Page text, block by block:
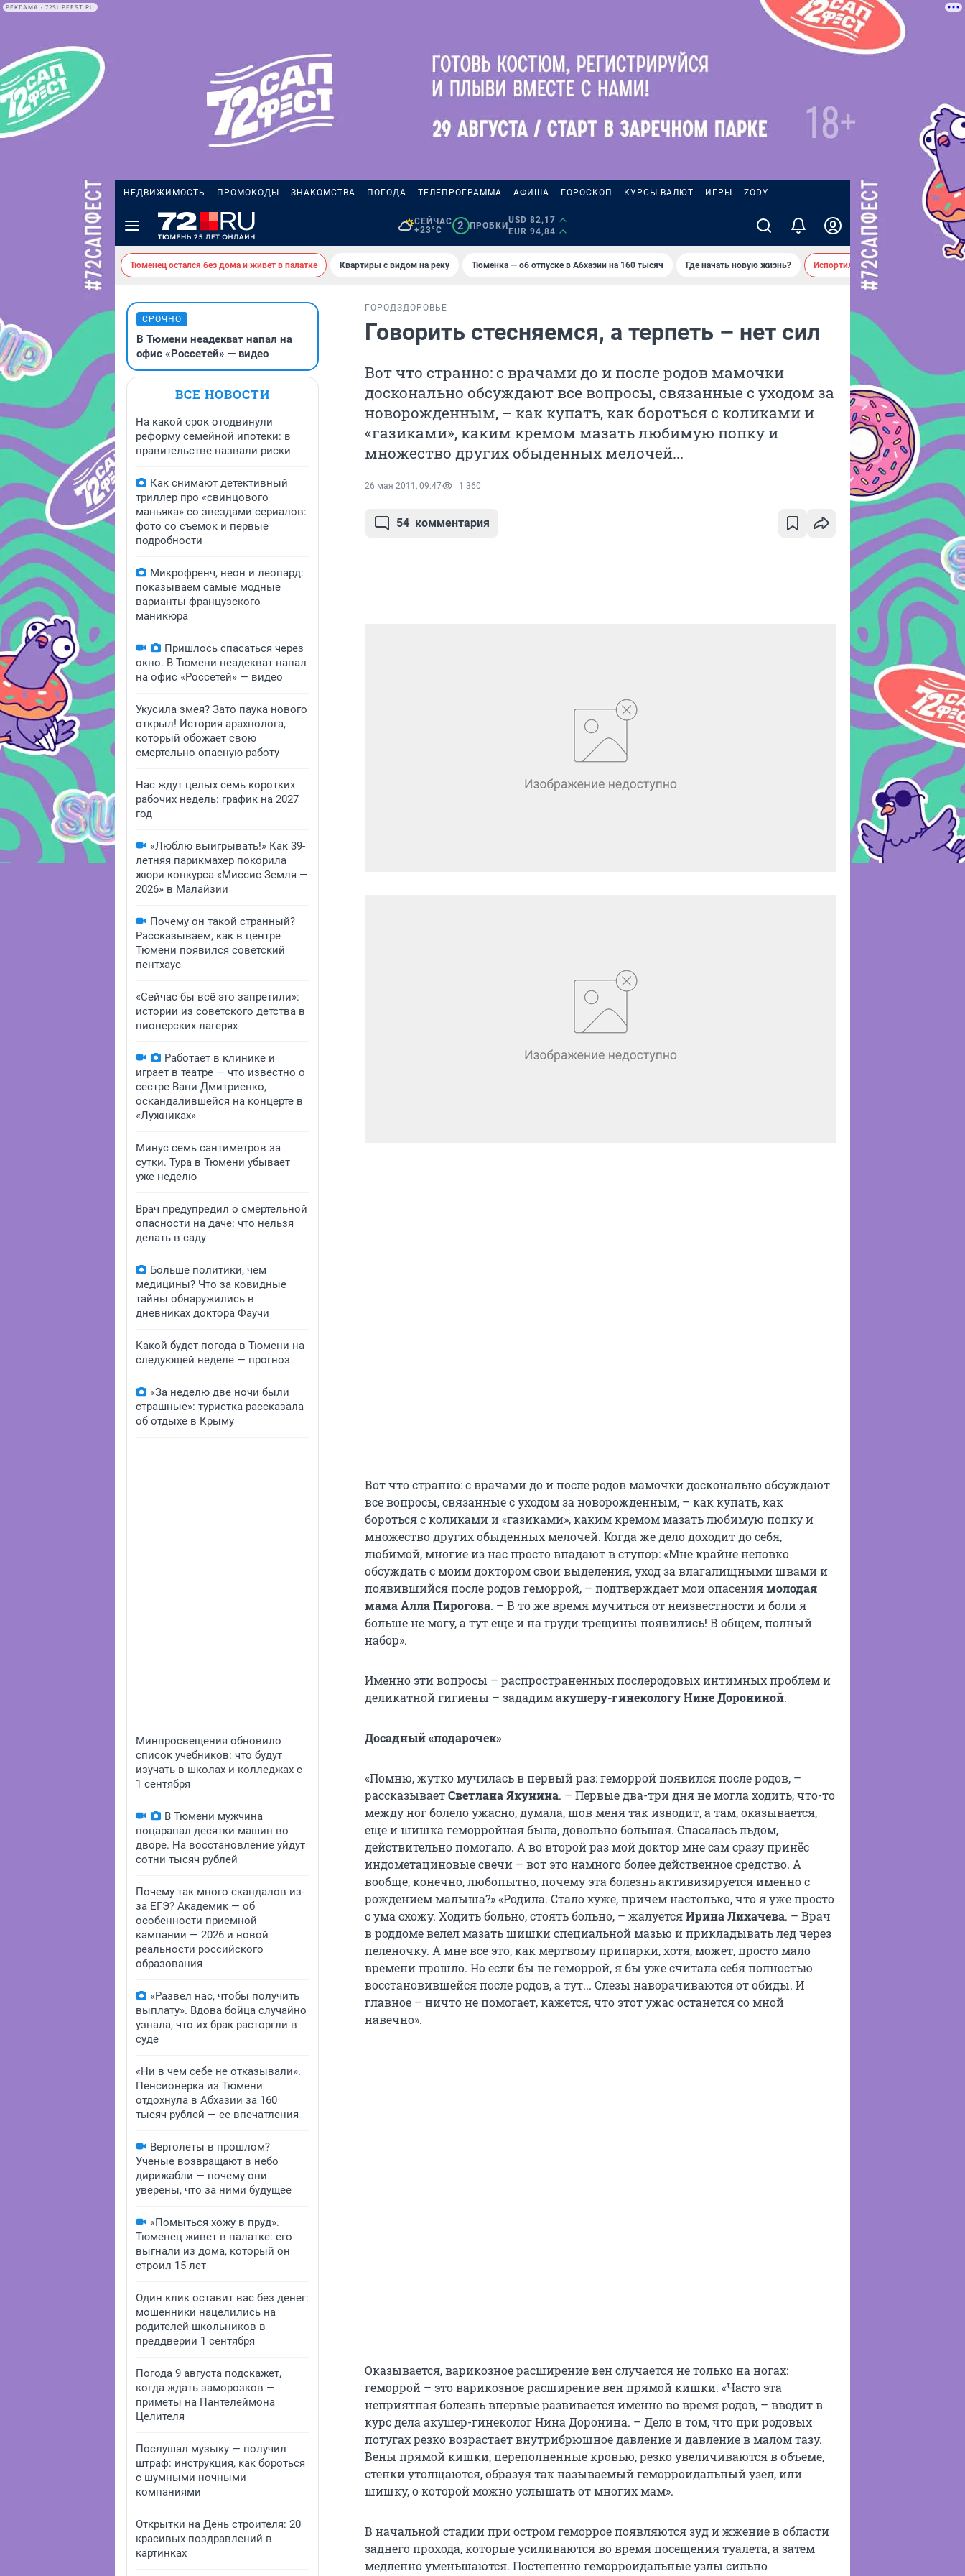
РЕКЛАМА • 72SUPFEST.RU
НЕДВИЖИМОСТЬ ПРОМОКОДЫ ЗНАКОМСТВА ПОГОДА ТЕЛЕПРОГРАММА АФИША ГОРОСКОП КУРСЫ ВАЛЮТ ИГРЫ ZODY
СЕЙЧАС
+23°C
2 ПРОБКИ
USD 82,17
EUR 94,84
Тюменец остался без дома и живет в палатке Квартиры с видом на реку Тюменка — об отпуске в Абхазии на 160 тысяч Где начать новую жизнь? Испортил десятки машин во дворе
СРОЧНО
В Тюмени неадекват напал на
офис «Россетей» — видео
ВСЕ НОВОСТИ
На какой срок отодвинули
реформу семейной ипотеки: в
правительстве назвали риски
Как снимают детективный
триллер про «свинцового
маньяка» со звездами сериалов:
фото со съемок и первые
подробности
Микрофренч, неон и леопард:
показываем самые модные
варианты французского
маникюра
Пришлось спасаться через
окно. В Тюмени неадекват напал
на офис «Россетей» — видео
Укусила змея? Зато паука нового
открыл! История арахнолога,
который обожает свою
смертельно опасную работу
Нас ждут целых семь коротких
рабочих недель: график на 2027
год
«Люблю выигрывать!» Как 39-
летняя парикмахер покорила
жюри конкурса «Миссис Земля —
2026» в Малайзии
Почему он такой странный?
Рассказываем, как в центре
Тюмени появился советский
пентхаус
«Сейчас бы всё это запретили»:
истории из советского детства в
пионерских лагерях
Работает в клинике и
играет в театре — что известно о
сестре Вани Дмитриенко,
оскандалившейся на концерте в
«Лужниках»
Минус семь сантиметров за
сутки. Тура в Тюмени убывает
уже неделю
Врач предупредил о смертельной
опасности на даче: что нельзя
делать в саду
Больше политики, чем
медицины? Что за ковидные
тайны обнаружились в
дневниках доктора Фаучи
Какой будет погода в Тюмени на
следующей неделе — прогноз
«За неделю две ночи были
страшные»: туристка рассказала
об отдыхе в Крыму
Минпросвещения обновило
список учебников: что будут
изучать в школах и колледжах с
1 сентября
В Тюмени мужчина
поцарапал десятки машин во
дворе. На восстановление уйдут
сотни тысяч рублей
Почему так много скандалов из-
за ЕГЭ? Академик — об
особенности приемной
кампании — 2026 и новой
реальности российского
образования
«Развел нас, чтобы получить
выплату». Вдова бойца случайно
узнала, что их брак расторгли в
суде
«Ни в чем себе не отказывали».
Пенсионерка из Тюмени
отдохнула в Абхазии за 160
тысяч рублей — ее впечатления
Вертолеты в прошлом?
Ученые возвращают в небо
дирижабли — почему они
уверены, что за ними будущее
«Помыться хожу в пруд».
Тюменец живет в палатке: его
выгнали из дома, который он
строил 15 лет
Один клик оставит вас без денег:
мошенники нацелились на
родителей школьников в
преддверии 1 сентября
Погода 9 августа подскажет,
когда ждать заморозков —
приметы на Пантелеймона
Целителя
Послушал музыку — получил
штраф: инструкция, как бороться
с шумными ночными
компаниями
Открытки на День строителя: 20
красивых поздравлений в
картинках
ГОРОДЗДОРОВЬЕ
Говорить стесняемся, а терпеть – нет сил
Вот что странно: с врачами до и после родов мамочки
досконально обсуждают все вопросы, связанные с уходом за
новорожденным, – как купать, как бороться с коликами и
«газиками», каким кремом мазать любимую попку и
множество других обыденных мелочей...
26 мая 2011, 09:47 1 360
54 комментария
Вот что странно: с врачами до и после родов мамочки досконально обсуждают
все вопросы, связанные с уходом за новорожденным, – как купать, как
бороться с коликами и «газиками», каким кремом мазать любимую попку и
множество других обыденных мелочей. Когда же дело доходит до себя,
любимой, многие из нас просто впадают в ступор: «Мне крайне неловко
обсуждать с моим доктором свои выделения, уход за влагалищными швами и
появившийся после родов геморрой, – подтверждает мои опасениямолодая
мамаАлла Пирогова. – В то же время мучиться от неизвестности и боли я
больше не могу, а тут еще и на груди трещины появились! В общем, полный
набор».
Именно эти вопросы – распространенных послеродовых интимных проблем и
деликатной гигиены – зададим акушеру-гинекологу Нине Дорониной.
Досадный «подарочек»
«Помню, жутко мучилась в первый раз: геморрой появился после родов, –
рассказываетСветлана Якунина. – Первые два-три дня не могла ходить, что-то
между ног болело ужасно, думала, шов меня так изводит, а там, оказывается,
еще и шишка геморройная была, довольно большая. Спасалась льдом,
действительно помогало. А во второй раз мой доктор мне сам сразу принёс
индометациновые свечи – вот это намного более действенное средство. А
вообще, конечно, любопытно, почему эта болезнь активизируется именно с
рождением малыша?» «Родила. Стало хуже, причем настолько, что я уже просто
с ума схожу. Ходить больно, стоять больно, – жалуетсяИрина Лихачева. – Врач
в роддоме велел мазать шишки специальной мазью и прикладывать лед через
пеленочку. А мне все это, как мертвому припарки, хотя, может, просто мало
времени прошло. Но если бы не геморрой, я бы уже считала себя полностью
восстановившейся после родов, а тут... Слезы наворачиваются от обиды. И
главное – ничто не помогает, кажется, что этот ужас останется со мной
навечно».
Оказывается, варикозное расширение вен случается не только на ногах:
геморрой – это варикозное расширение вен прямой кишки. «Часто эта
неприятная болезнь впервые развивается именно во время родов, – вводит в
курс дела акушер-гинеколог Нина Доронина. – Дело в том, что при родовых
потугах резко возрастает внутрибрюшное давление и давление в малом тазу.
Вены прямой кишки, переполненные кровью, резко увеличиваются в объеме,
стенки утолщаются, образуя так называемый геморроидальный узел, или
шишку, о которой можно услышать от многих мам».
В начальной стадии при остром геморрое появляются зуд и жжение в области
заднего прохода, которые усиливаются во время посещения туалета, а затем
медленно уменьшаются. Постепенно геморроидальные узлы сильно